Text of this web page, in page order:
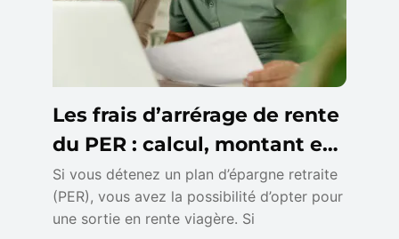
Les frais d’arrérage de rente
du PER : calcul, montant et
impact sur votre retraite
Si vous détenez un plan d’épargne retraite
(PER), vous avez la possibilité d’opter pour
une sortie en rente viagère. Si